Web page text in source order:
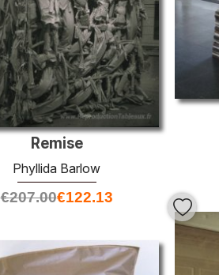
Remise
Phyllida Barlow
€207.00€122.13